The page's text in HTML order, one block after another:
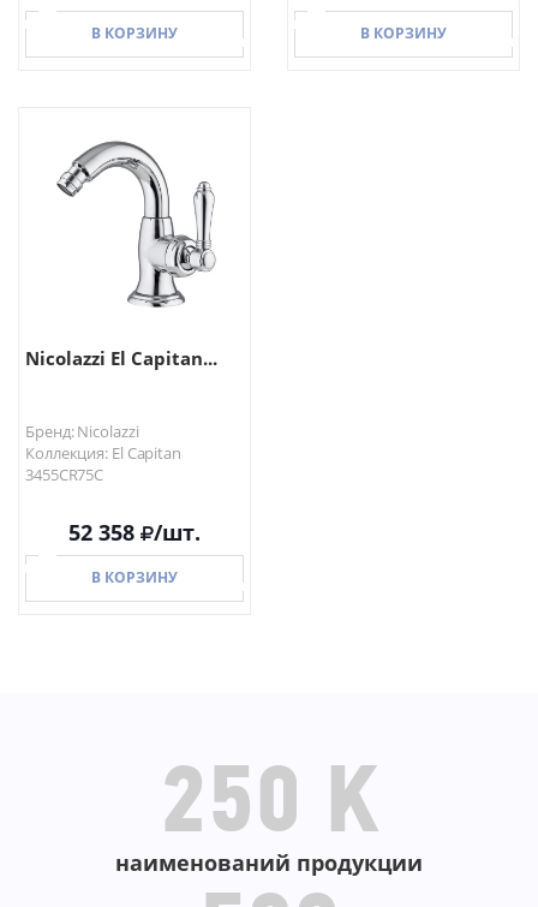
В КОРЗИНУ
В КОРЗИНУ
В КОРЗИНУ
Nicolazzi El Capitan...
Бренд: Nicolazzi
Коллекция: El Capitan
3455CR75C
52 358 /шт.
В КОРЗИНУ
250 K
наименований продукции